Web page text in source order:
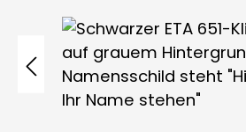
Skip image gallery